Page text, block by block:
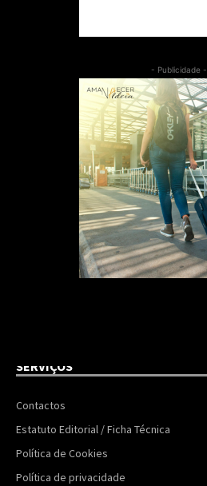
- Publicidade -
SERVIÇOS
Contactos
Estatuto Editorial / Ficha Técnica
Política de Cookies
Política de privacidade